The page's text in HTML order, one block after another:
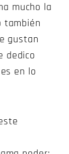
mucho la
también
gustan
dedico
en lo